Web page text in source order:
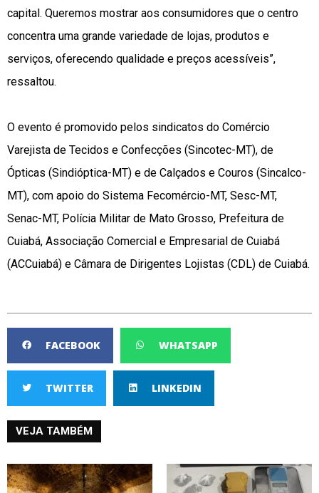
capital. Queremos mostrar aos consumidores que o centro
concentra uma grande variedade de lojas, produtos e
serviços, oferecendo qualidade e preços acessíveis”,
ressaltou.
O evento é promovido pelos sindicatos do Comércio
Varejista de Tecidos e Confecções (Sincotec-MT), de
Ópticas (Sindióptica-MT) e de Calçados e Couros (Sincalco-
MT), com apoio do Sistema Fecomércio-MT, Sesc-MT,
Senac-MT, Polícia Militar de Mato Grosso, Prefeitura de
Cuiabá, Associação Comercial e Empresarial de Cuiabá
(ACCuiabá) e Câmara de Dirigentes Lojistas (CDL) de Cuiabá.
FACEBOOK WHATSAPP
TWITTER LINKEDIN
VEJA TAMBÉM